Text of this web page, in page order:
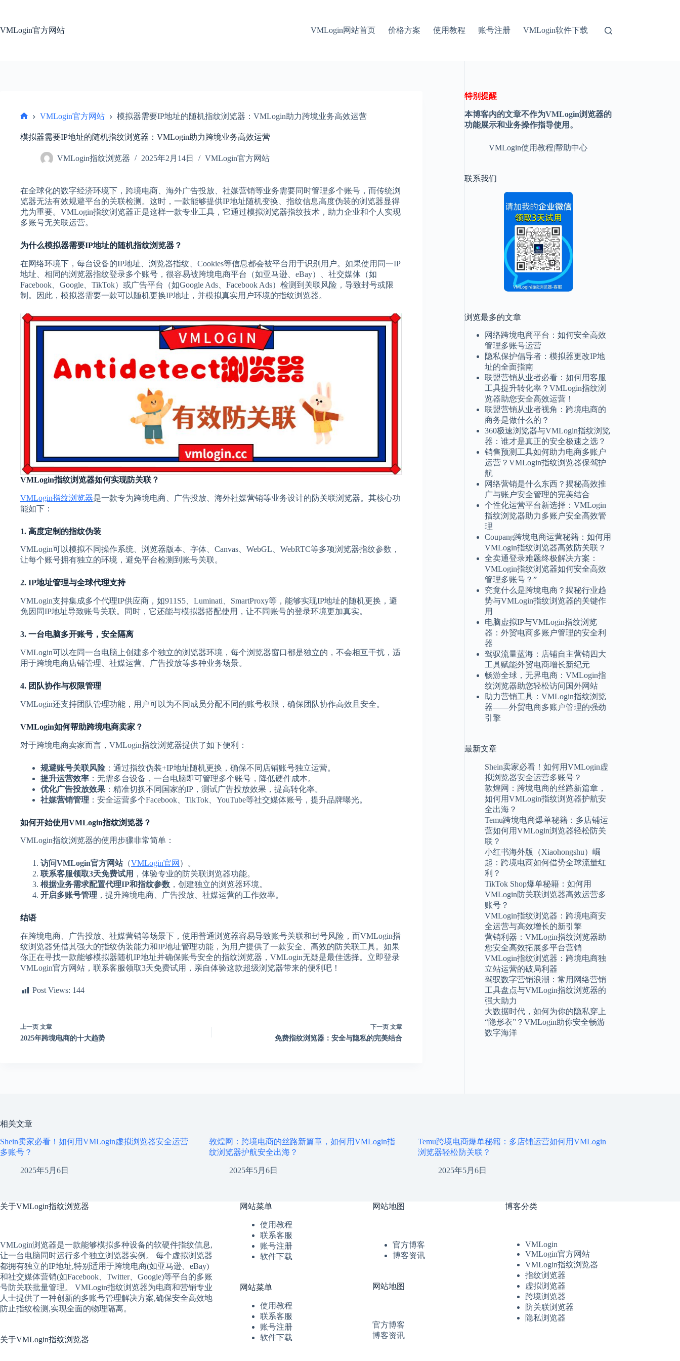
内
VMLogin官方网站 VMLogin网站首页 价格方案 使用教程 账号注册 VMLogin软件下载
页
VMLogin官方网站 模拟器需要IP地址的随机指纹浏览器：VMLogin助力跨境业务高效运营
模拟器需要IP地址的随机指纹浏览器：VMLogin助力跨境业务高效运营
VMLogin指纹浏览器 2025年2月14日 VMLogin官方网站
在全球化的数字经济环境下，跨境电商、海外广告投放、社媒营销等业务需要同时管理多个账号，而传统浏
览器无法有效规避平台的关联检测。这时，一款能够提供IP地址随机变换、指纹信息高度伪装的浏览器显得
尤为重要。VMLogin指纹浏览器正是这样一款专业工具，它通过模拟浏览器指纹技术，助力企业和个人实现
多账号无关联运营。
为什么模拟器需要IP地址的随机指纹浏览器？
在网络环境下，每台设备的IP地址、浏览器指纹、Cookies等信息都会被平台用于识别用户。如果使用同一IP
地址、相同的浏览器指纹登录多个账号，很容易被跨境电商平台（如亚马逊、eBay）、社交媒体（如
Facebook、Google、TikTok）或广告平台（如Google Ads、Facebook Ads）检测到关联风险，导致封号或限
制。因此，模拟器需要一款可以随机更换IP地址，并模拟真实用户环境的指纹浏览器。
VMLogin指纹浏览器如何实现防关联？
VMLogin指纹浏览器是一款专为跨境电商、广告投放、海外社媒营销等业务设计的防关联浏览器。其核心功
能如下：
1. 高度定制的指纹伪装
VMLogin可以模拟不同操作系统、浏览器版本、字体、Canvas、WebGL、WebRTC等多项浏览器指纹参数，
让每个账号拥有独立的环境，避免平台检测到账号关联。
2. IP地址管理与全球代理支持
VMLogin支持集成多个代理IP供应商，如911S5、Luminati、SmartProxy等，能够实现IP地址的随机更换，避
免因同IP地址导致账号关联。同时，它还能与模拟器搭配使用，让不同账号的登录环境更加真实。
3. 一台电脑多开账号，安全隔离
VMLogin可以在同一台电脑上创建多个独立的浏览器环境，每个浏览器窗口都是独立的，不会相互干扰，适
用于跨境电商店铺管理、社媒运营、广告投放等多种业务场景。
4. 团队协作与权限管理
VMLogin还支持团队管理功能，用户可以为不同成员分配不同的账号权限，确保团队协作高效且安全。
VMLogin如何帮助跨境电商卖家？
对于跨境电商卖家而言，VMLogin指纹浏览器提供了如下便利：
规避账号关联风险：通过指纹伪装+IP地址随机更换，确保不同店铺账号独立运营。
提升运营效率 ：无需多台设备，一台电脑即可管理多个账号，降低硬件成本。
优化广告投放效果 ：精准切换不同国家的IP，测试广告投放效果，提高转化率。
社媒营销管理 ：安全运营多个Facebook、TikTok、YouTube等社交媒体账号，提升品牌曝光。
如何开始使用VMLogin指纹浏览器？
VMLogin指纹浏览器的使用步骤非常简单：
访问VMLogin官方网站（VMLogin官网 ）。
联系客服领取3天免费试用 ，体验专业的防关联浏览器功能。
根据业务需求配置代理IP和指纹参数 ，创建独立的浏览器环境。
开启多账号管理 ，提升跨境电商、广告投放、社媒运营的工作效率。
结语
在跨境电商、广告投放、社媒营销等场景下，使用普通浏览器容易导致账号关联和封号风险，而VMLogin指
纹浏览器凭借其强大的指纹伪装能力和IP地址管理功能，为用户提供了一款安全、高效的防关联工具。如果
你正在寻找一款能够模拟器随机IP地址并确保账号安全的指纹浏览器，VMLogin无疑是最佳选择。立即登录
VMLogin官方网站，联系客服领取3天免费试用，亲自体验这款超级浏览器带来的便利吧！
Post Views: 144
上一页 文章
2025年跨境电商的十大趋势
下一页 文章
免费指纹浏览器：安全与隐私的完美结合
特别提醒
本博客内的文章不作为VMLogin浏览器的
功能展示和业务操作指导使用。
VMLogin使用教程|帮助中心
联系我们
浏览最多的文章
网络跨境电商平台：如何安全高效
管理多账号运营
隐私保护倡导者：模拟器更改IP地
址的全面指南
联盟营销从业者必看：如何用客服
工具提升转化率？VMLogin指纹浏
览器助您安全高效运营！
联盟营销从业者视角：跨境电商的
商务是做什么的？
360极速浏览器与VMLogin指纹浏览
器：谁才是真正的安全极速之选？
销售预测工具如何助力电商多账户
运营？VMLogin指纹浏览器保驾护
航
网络营销是什么东西？揭秘高效推
广与账户安全管理的完美结合
个性化运营平台新选择：VMLogin
指纹浏览器助力多账户安全高效管
理
Coupang跨境电商运营秘籍：如何用
VMLogin指纹浏览器高效防关联？
全卖通登录难题终极解决方案：
VMLogin指纹浏览器如何安全高效
管理多账号？”
究竟什么是跨境电商？揭秘行业趋
势与VMLogin指纹浏览器的关键作
用
电脑虚拟IP与VMLogin指纹浏览
器：外贸电商多账户管理的安全利
器
驾驭流量蓝海：店铺自主营销四大
工具赋能外贸电商增长新纪元
畅游全球，无界电商：VMLogin指
纹浏览器助您轻松访问国外网站
助力营销工具：VMLogin指纹浏览
器——外贸电商多账户管理的强劲
引擎
最新文章
Shein卖家必看！如何用VMLogin虚
拟浏览器安全运营多账号？
敦煌网：跨境电商的丝路新篇章，
如何用VMLogin指纹浏览器护航安
全出海？
Temu跨境电商爆单秘籍：多店铺运
营如何用VMLogin浏览器轻松防关
联？
小红书海外版（Xiaohongshu）崛
起：跨境电商如何借势全球流量红
利？
TikTok Shop爆单秘籍：如何用
VMLogin防关联浏览器高效运营多
账号？
VMLogin指纹浏览器：跨境电商安
全运营与高效增长的新引擎
营销利器：VMLogin指纹浏览器助
您安全高效拓展多平台营销
VMLogin指纹浏览器：跨境电商独
立站运营的破局利器
驾驭数字营销浪潮：常用网络营销
工具盘点与VMLogin指纹浏览器的
强大助力
大数据时代，如何为你的隐私穿上
“隐形衣”？VMLogin助你安全畅游
数字海洋
相关文章
Shein卖家必看！如何用VMLogin虚拟浏览器安全运营
多账号？
2025年5月6日
敦煌网：跨境电商的丝路新篇章，如何用VMLogin指
纹浏览器护航安全出海？
2025年5月6日
Temu跨境电商爆单秘籍：多店铺运营如何用VMLogin
浏览器轻松防关联？
2025年5月6日
关于VMLogin指纹浏览器
VMLogin浏览器是一款能够模拟多种设备的软硬件指纹信息,
让一台电脑同时运行多个独立浏览器实例。 每个虚拟浏览器
都拥有独立的IP地址,特别适用于跨境电商(如亚马逊、eBay)
和社交媒体营销(如Facebook、Twitter、Google)等平台的多账
号防关联批量管理。 VMLogin指纹浏览器为电商和营销专业
人士提供了一种创新的多账号管理解决方案,确保安全高效地
防止指纹检测,实现全面的物理隔离。
关于VMLogin指纹浏览器
网站菜单
使用教程
联系客服
账号注册
软件下载
网站菜单
使用教程
联系客服
账号注册
软件下载
网站地图
官方博客
博客资讯
网站地图
官方博客
博客资讯
博客分类
VMLogin
VMLogin官方网站
VMLogin指纹浏览器
指纹浏览器
虚拟浏览器
跨境浏览器
防关联浏览器
隐私浏览器